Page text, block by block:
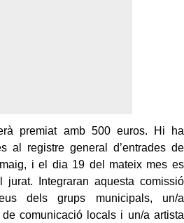
premiat amb 500 euros. Hi ha
al registre general d’entrades de
i el dia 19 del mateix mes es
jurat. Integraran aquesta comissió
dels grups municipals, un/a
comunicació locals i un/a artista